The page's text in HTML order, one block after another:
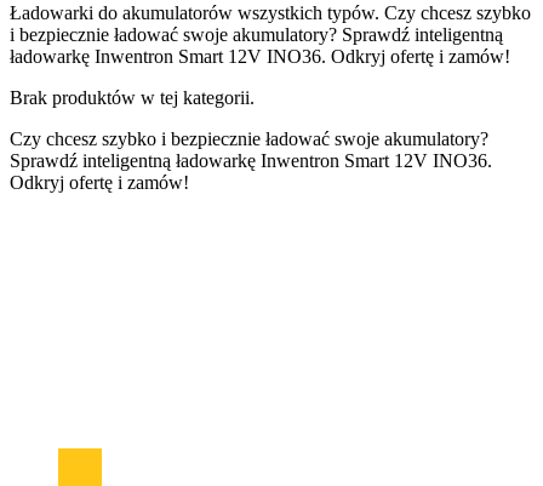
Ładowarki do akumulatorów wszystkich typów. Czy chcesz szybko
i bezpiecznie ładować swoje akumulatory? Sprawdź inteligentną
ładowarkę Inwentron Smart 12V INO36. Odkryj ofertę i zamów!
Brak produktów w tej kategorii.
Czy chcesz szybko i bezpiecznie ładować swoje akumulatory?
Sprawdź inteligentną ładowarkę Inwentron Smart 12V INO36.
Odkryj ofertę i zamów!